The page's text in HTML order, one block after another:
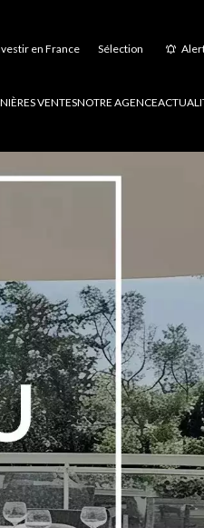
en France Sélection
VENTESNOTRE AGENCE